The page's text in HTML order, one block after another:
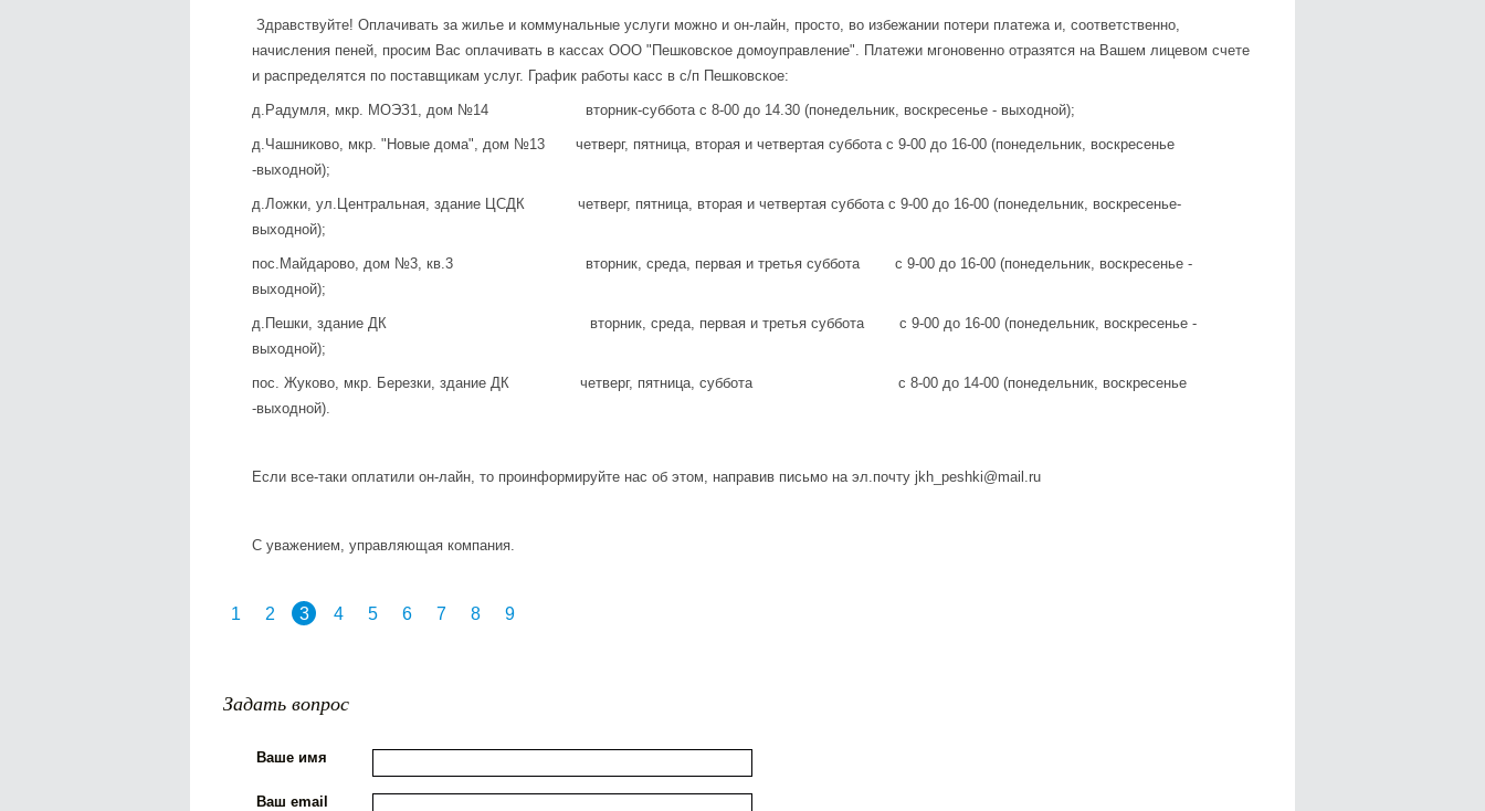
Здравствуйте! Оплачивать за жилье и коммунальные услуги можно и он-лайн, просто, во избежании потери платежа и, соответственно,
начисления пеней, просим Вас оплачивать в кассах ООО "Пешковское домоуправление". Платежи мгоновенно отразятся на Вашем лицевом счете
и распределятся по поставщикам услуг. График работы касс в с/п Пешковское:
д.Радумля, мкр. МОЭЗ1, дом №14 вторник-суббота с 8-00 до 14.30 (понедельник, воскресенье - выходной);
д.Чашниково, мкр. "Новые дома", дом №13 четверг, пятница, вторая и четвертая суббота с 9-00 до 16-00 (понедельник, воскресенье
-выходной);
д.Ложки, ул.Центральная, здание ЦСДК четверг, пятница, вторая и четвертая суббота с 9-00 до 16-00 (понедельник, воскресенье-
выходной);
пос.Майдарово, дом №3, кв.3 вторник, среда, первая и третья суббота с 9-00 до 16-00 (понедельник, воскресенье -
выходной);
д.Пешки, здание ДК вторник, среда, первая и третья суббота с 9-00 до 16-00 (понедельник, воскресенье -
выходной);
пос. Жуково, мкр. Березки, здание ДК четверг, пятница, суббота с 8-00 до 14-00 (понедельник, воскресенье
-выходной).
Если все-таки оплатили он-лайн, то проинформируйте нас об этом, направив письмо на эл.почту jkh_peshki@mail.ru
С уважением, управляющая компания.
1 2 3 4 5 6 7 8 9
Задать вопрос
Ваше имя
Ваш email